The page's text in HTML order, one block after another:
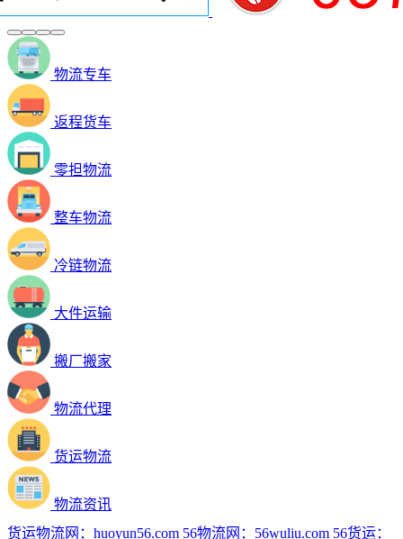
物流专车
返程货车
零担物流
整车物流
冷链物流
大件运输
搬厂搬家
物流代理
货运物流
物流资讯
货运物流网：huoyun56.com 56物流网：56wuliu.com 56货运：